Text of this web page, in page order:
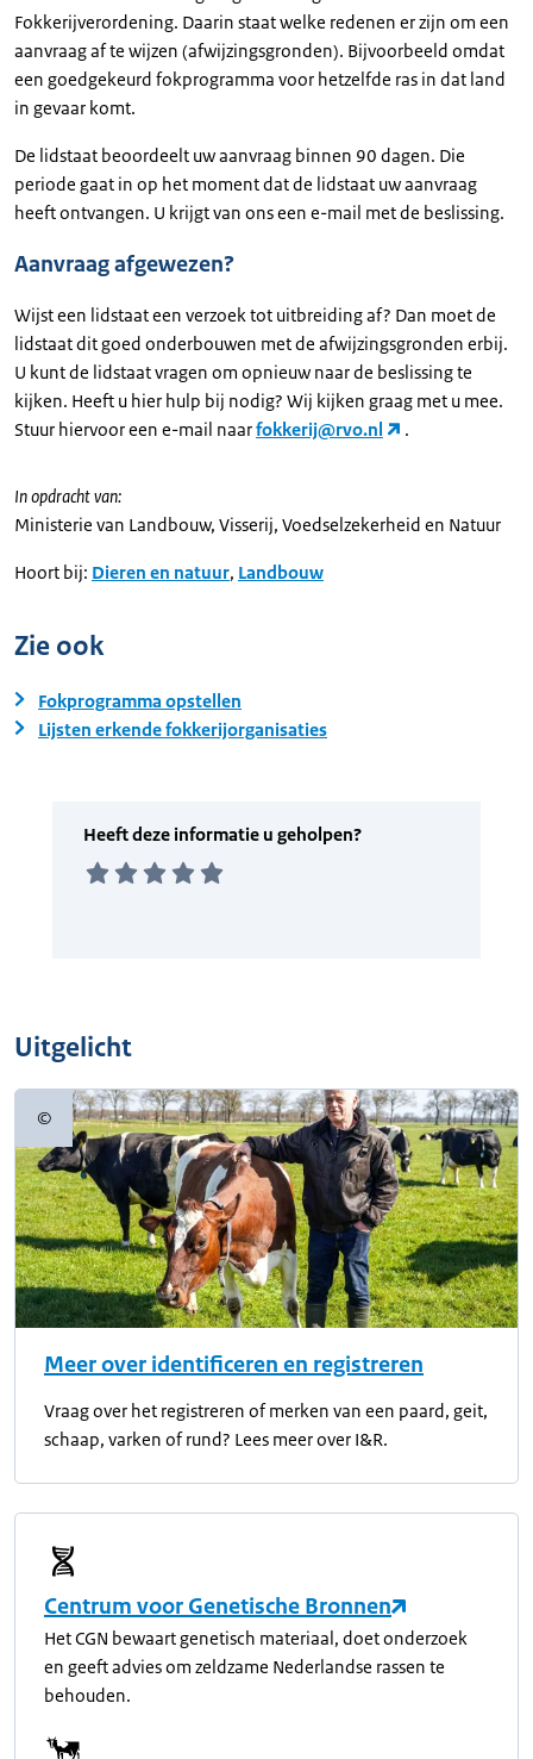
Fokkerijverordening. Daarin staat welke redenen er zijn om een
aanvraag af te wijzen (afwijzingsgronden). Bijvoorbeeld omdat
een goedgekeurd fokprogramma voor hetzelfde ras in dat land
in gevaar komt.
De lidstaat beoordeelt uw aanvraag binnen 90 dagen. Die
periode gaat in op het moment dat de lidstaat uw aanvraag
heeft ontvangen. U krijgt van ons een e-mail met de beslissing.
Aanvraag afgewezen?
Wijst een lidstaat een verzoek tot uitbreiding af? Dan moet de
lidstaat dit goed onderbouwen met de afwijzingsgronden erbij.
U kunt de lidstaat vragen om opnieuw naar de beslissing te
kijken. Heeft u hier hulp bij nodig? Wij kijken graag met u mee.
Stuur hiervoor een e-mail naarfokkerij@rvo.nl .
In opdracht van:
Ministerie van Landbouw, Visserij, Voedselzekerheid en Natuur
Hoort bij: Dieren en natuur, Landbouw
Zie ook
Fokprogramma opstellen
Lijsten erkende fokkerijorganisaties
Uitgelicht
©Copyrightinformatie
Meer over identificeren en registreren
Vraag over het registreren of merken van een paard, geit,
schaap, varken of rund? Lees meer over I&R.
Centrum voor Genetische Bronnen
Het CGN bewaart genetisch materiaal, doet onderzoek
en geeft advies om zeldzame Nederlandse rassen te
behouden.